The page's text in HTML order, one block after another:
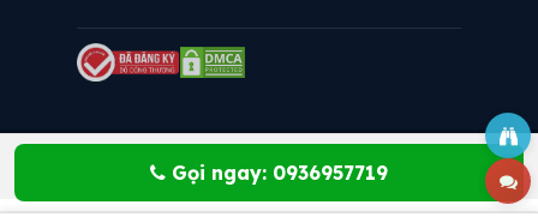
Gọi ngay: 0936957719